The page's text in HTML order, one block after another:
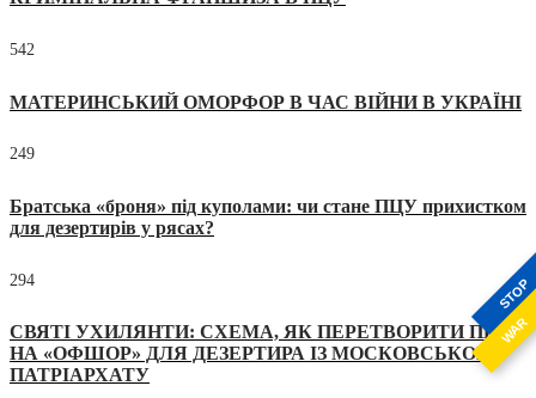
STOP
WAR
542
МАТЕРИНСЬКИЙ ОМОРФОР В ЧАС ВІЙНИ В УКРАЇНІ
249
Братська «броня» під куполами: чи стане ПЦУ прихистком
для дезертирів у рясах?
294
СВЯТІ УХИЛЯНТИ: СХЕМА, ЯК ПЕРЕТВОРИТИ ПЦУ
НА «ОФШОР» ДЛЯ ДЕЗЕРТИРА ІЗ МОСКОВСЬКОГО
ПАТРІАРХАТУ